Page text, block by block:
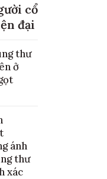
cổ
đại
thư
ở
ánh
thư
xác